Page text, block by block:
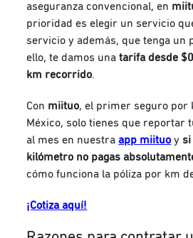
aseguranza convencional, en
prioridad es elegir un servicio
servicio y además, que tenga un
ello, te damos una tarifa desde
km recorrido.
Con miituo, el primer seguro por
México, solo tienes que reportar
al mes en nuestra app miituo ysi
kilómetro no pagas
cómo funciona la póliza por km
¡Cotiza aquí!